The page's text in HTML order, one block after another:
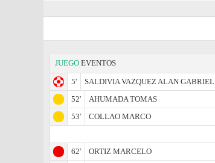
JUEGO EVENTOS
5'
SALDIVIA VAZQUEZ ALAN GABRIEL
52'
AHUMADA TOMAS
53'
COLLAO MARCO
62'
ORTIZ MARCELO